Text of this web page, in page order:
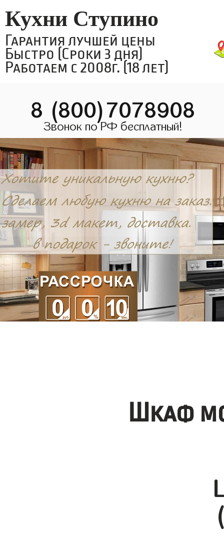
Кухни Ступино
Гарантия лучшей цены
Быстро (Сроки 3 дня)
Работаем с 2008г. (18 лет)
8 (800)7078908
Звонок по РФ бесплатный!
Шкаф